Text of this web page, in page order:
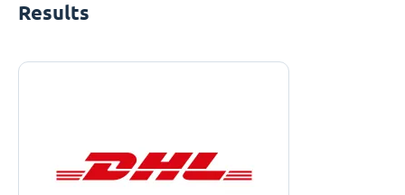
Results